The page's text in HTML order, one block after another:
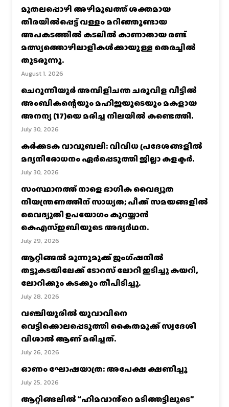
മുതലപ്പൊഴി അഴിമുഖത്ത് ശക്തമായ
തിരയിൽപ്പെട്ട് വള്ളം മറിഞ്ഞുണ്ടായ
അപകടത്തിൽ കടലിൽ കാണാതായ രണ്ട്
മത്സ്യത്തൊഴിലാളികൾക്കായുള്ള തെരച്ചിൽ
തുടരുന്നു.
August 1, 2026
ചെറുന്നിയൂർ അമ്പിളിചന്ത ചരുവിള വീട്ടിൽ
അംബികന്റെയും മഹിജയുടെയും മകളായ
അനന്യ (17)യെ മരിച്ച നിലയിൽ കണ്ടെത്തി.
July 30, 2026
കര്‍ക്കടക വാവുബലി: വിവിധ പ്രദേശങ്ങളില്‍
മദ്യനിരോധനം ഏര്‍പ്പെടുത്തി ജില്ലാ കളക്ടര്‍.
July 30, 2026
സംസ്ഥാനത്ത് നാളെ ഭാഗിക വൈദ്യുത
നിയന്ത്രണത്തിന് സാധ്യത; പീക്ക് സമയങ്ങളില്‍
വൈദ്യുതി ഉപയോഗം കുറയ്ക്കാൻ
കെഎസ്‌ഇബിയുടെ അഭ്യര്‍ഥന.
July 29, 2026
ആറ്റിങ്ങൽ മൂന്നുമുക്ക് ജംഗ്ഷനിൽ
തട്ടുകടയിലേക്ക് ടോറസ് ലോറി ഇടിച്ചു കയറി,
ലോറിക്കും കടക്കും തീപിടിച്ചു.
July 28, 2026
വഞ്ചിയൂരില്‍ യുവാവിനെ
വെട്ടിക്കൊലപ്പെടുത്തി കൈതമുക്ക് സ്വദേശി
വിശാല്‍ ആണ് മരിച്ചത്.
July 26, 2026
ഓണം ഘോഷയാത്ര: അപേക്ഷ ക്ഷണിച്ചു
July 25, 2026
ആറ്റിങ്ങലിൽ “ഹിമവാൻ്റെ മടിത്തട്ടിലൂടെ”